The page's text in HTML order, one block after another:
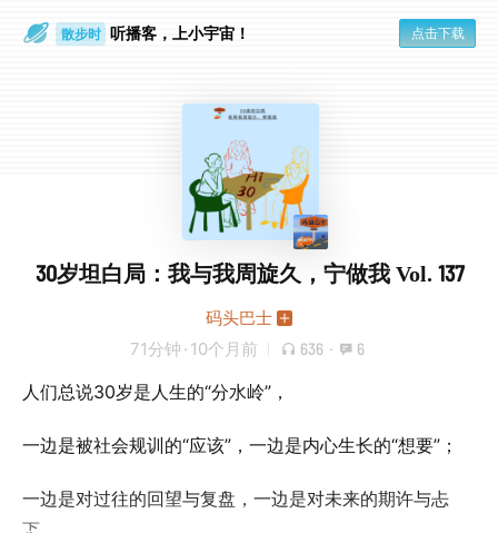
散步时 听播客，上小宇宙！ 点击下载
30岁坦白局：我与我周旋久，宁做我 Vol. 137
码头巴士
71分钟 · 10个月前 636 · 6
人们总说30岁是人生的“分水岭”，
一边是被社会规训的“应该”，一边是内心生长的“想要”；
一边是对过往的回望与复盘，一边是对未来的期许与忐